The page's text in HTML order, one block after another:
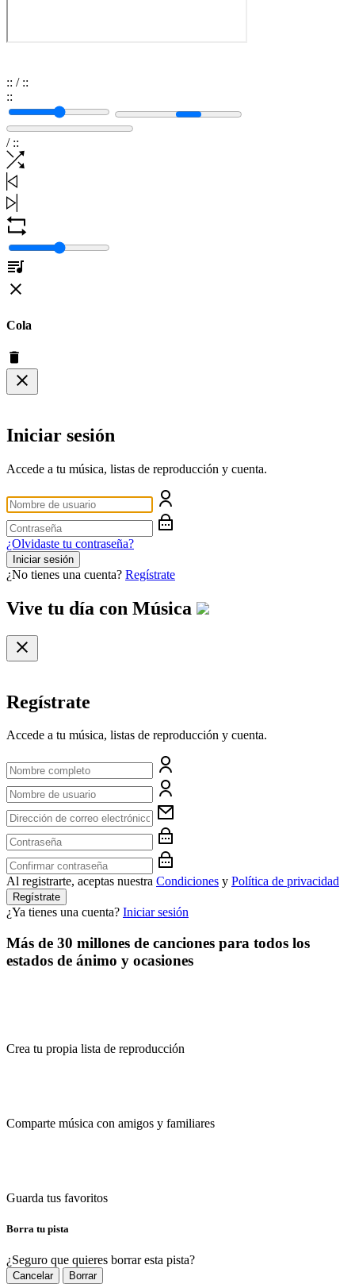
:: / ::
::
/ ::
Cola
Iniciar sesión
Accede a tu música, listas de reproducción y cuenta.
¿Olvidaste tu contraseña?
Iniciar sesión
¿No tienes una cuenta? Regístrate
Vive tu día con Música
Regístrate
Accede a tu música, listas de reproducción y cuenta.
Al registrarte, aceptas nuestra Condiciones y Política de privacidad
Regístrate
¿Ya tienes una cuenta? Iniciar sesión
Más de 30 millones de canciones para todos los
estados de ánimo y ocasiones
Crea tu propia lista de reproducción
Comparte música con amigos y familiares
Guarda tus favoritos
Borra tu pista
¿Seguro que quieres borrar esta pista?
Cancelar Borrar